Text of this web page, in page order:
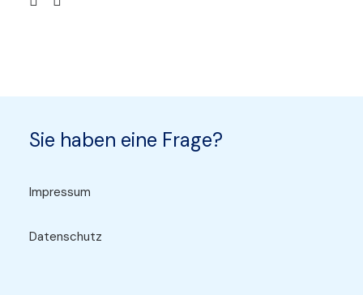
Sie haben eine Frage?
Impressum
Datenschutz